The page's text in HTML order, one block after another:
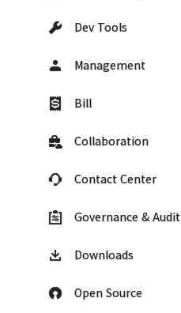
Dev Tools
Management
Bill
Collaboration
Contact Center
Governance & Audit
Downloads
Open Source